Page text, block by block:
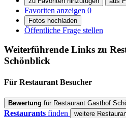
Favoriten anzeigen 0
Fotos hochladen
Öffentliche Frage stellen
Weiterführende Links zu
Schönblick
Für Restaurant Besucher
Bewertung für Restaurant Gasthof
Restaurants finden weitere